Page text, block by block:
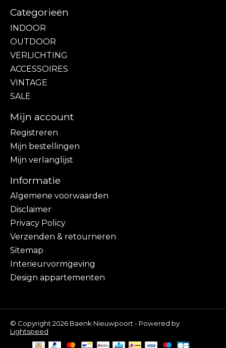
Categorieën
INDOOR
OUTDOOR
VERLICHTING
ACCESSOIRES
VINTAGE
SALE
Mijn account
Registreren
Mijn bestellingen
Mijn verlanglijst
Informatie
Algemene voorwaarden
Disclaimer
Privacy Policy
Verzenden & retourneren
Sitemap
Interieurvormgeving
Design appartementen
© Copyright 2026 Baenk Nieuwpoort - Powered by
Lightspeed